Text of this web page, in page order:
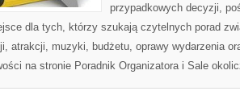
przypadkowych decyzji,
dla tych, którzy szukają czytelnych porad
atrakcji, muzyki, budżetu, oprawy wydarzenia
na stronie Poradnik Organizatora i Sale